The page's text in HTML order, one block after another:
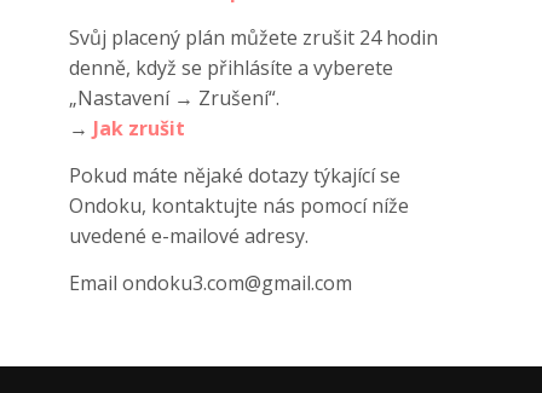
Svůj placený plán můžete zrušit 24 hodin
denně, když se přihlásíte a vyberete
„Nastavení → Zrušení“.
→ Jak zrušit
Pokud máte nějaké dotazy týkající se
Ondoku, kontaktujte nás pomocí níže
uvedené e-mailové adresy.
Email ondoku3.com@gmail.com